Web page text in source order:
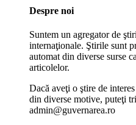
Despre noi
Suntem un agregator de
internaţionale. Ştirile sunt
automat din diverse surse
articolelor.
Dacă aveţi o ştire de
din diverse motive, puteţi
admin@guvernarea.ro